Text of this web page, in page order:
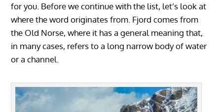
for you. Before we continue with the list, let’s look at
where the word originates from. Fjord comes from
the Old Norse, where it has a general meaning that,
in many cases, refers to a long narrow body of water
or a channel.